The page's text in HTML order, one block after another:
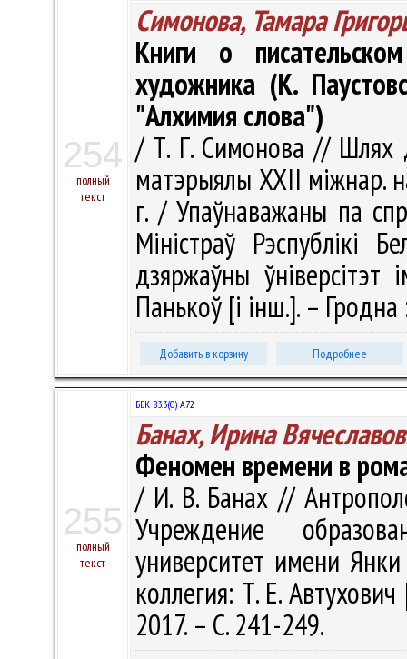
254
полный
текст
Симонова, Тамара
Книги о
художника (К.
"Алхимия слова")
/ Т. Г. Симонова // Шлях
матэрыялы XXII міжнар.
г. / Упаўнаважаны па
Міністраў Рэспублікі
дзяржаўны
Панькоў [і інш.]. –
Добавить в корзину Подробнее
255
полный
текст
ББК 83.3(0) А72
Банах, Ирина
Феномен времени в
/ И. В. Банах //
Учреждение
университет имени
коллегия: Т. Е.
2017. – С. 241-249.